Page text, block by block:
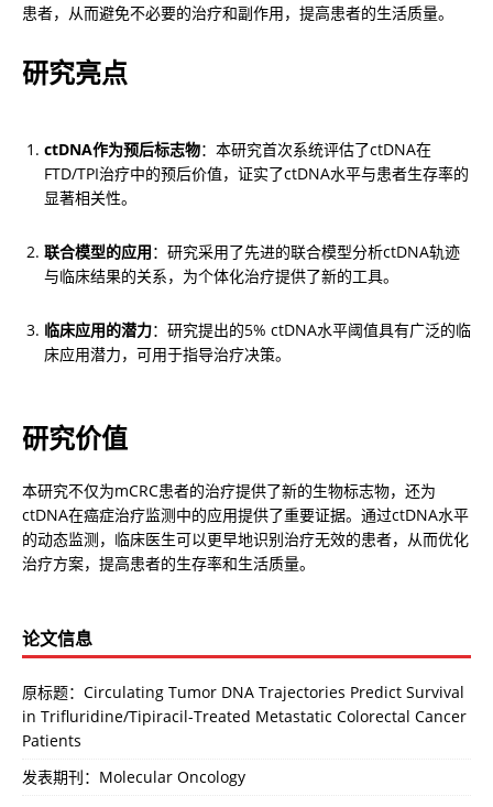
患者，从而避免不必要的治疗和副作用，提高患者的生活质量。
研究亮点
ctDNA作为预后标志物：本研究首次系统评估了ctDNA在
FTD/TPI治疗中的预后价值，证实了ctDNA水平与患者生存率的
显著相关性。
联合模型的应用：研究采用了先进的联合模型分析ctDNA轨迹
与临床结果的关系，为个体化治疗提供了新的工具。
临床应用的潜力：研究提出的5% ctDNA水平阈值具有广泛的临
床应用潜力，可用于指导治疗决策。
研究价值
本研究不仅为mCRC患者的治疗提供了新的生物标志物，还为
ctDNA在癌症治疗监测中的应用提供了重要证据。通过ctDNA水平
的动态监测，临床医生可以更早地识别治疗无效的患者，从而优化
治疗方案，提高患者的生存率和生活质量。
论文信息
原标题：Circulating Tumor DNA Trajectories Predict Survival
in Trifluridine/Tipiracil-Treated Metastatic Colorectal Cancer
Patients
发表期刊：Molecular Oncology